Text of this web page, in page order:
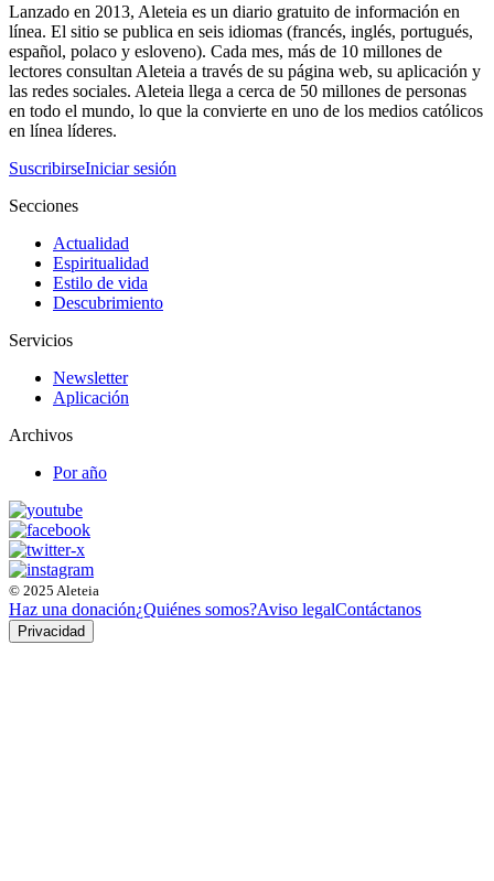
Lanzado en 2013, Aleteia es un diario gratuito de información en
línea. El sitio se publica en seis idiomas (francés, inglés, portugués,
español, polaco y esloveno). Cada mes, más de 10 millones de
lectores consultan Aleteia a través de su página web, su aplicación y
las redes sociales. Aleteia llega a cerca de 50 millones de personas
en todo el mundo, lo que la convierte en uno de los medios católicos
en línea líderes.
SuscribirseIniciar sesión
Secciones
Actualidad
Espiritualidad
Estilo de vida
Descubrimiento
Servicios
Newsletter
Aplicación
Archivos
Por año
© 2025 Aleteia
Haz una donación¿Quiénes somos?Aviso legalContáctanos
Privacidad